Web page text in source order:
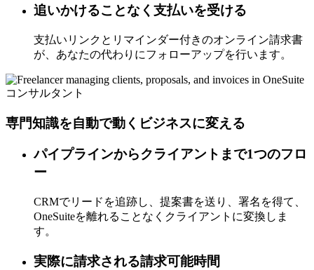
追いかけることなく支払いを受ける
支払いリンクとリマインダー付きのオンライン請求書
が、あなたの代わりにフォローアップを行います。
コンサルタント
専門知識を自動で動くビジネスに変える
パイプラインからクライアントまで1つのフロ
ー
CRMでリードを追跡し、提案書を送り、署名を得て、
OneSuiteを離れることなくクライアントに変換しま
す。
実際に請求される請求可能時間